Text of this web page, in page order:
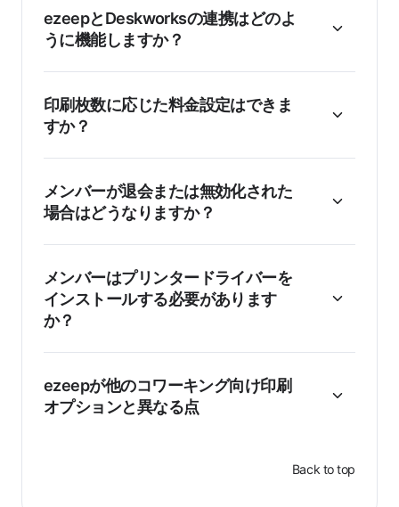
ezeepとDeskworksの連携はどのよ
うに機能しますか？
印刷枚数に応じた料金設定はできま
すか？
メンバーが退会または無効化された
場合はどうなりますか？
メンバーはプリンタードライバーを
インストールする必要があります
か？
ezeepが他のコワーキング向け印刷
オプションと異なる点
Back to top